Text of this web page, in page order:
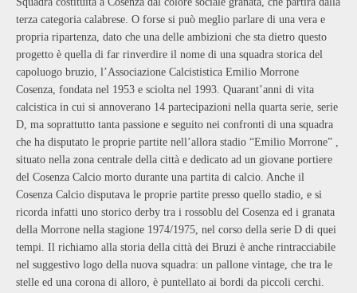
terza categoria calabrese. O forse si può meglio parlare di una vera e
propria ripartenza, dato che una delle ambizioni che sta dietro questo
progetto è quella di far rinverdire il nome di una squadra storica del
capoluogo bruzio, l’Associazione Calcististica Emilio Morrone
Cosenza, fondata nel 1953 e sciolta nel 1993. Quarant’anni di vita
calcistica in cui si annoverano 14 partecipazioni nella quarta serie, serie
D, ma soprattutto tanta passione e seguito nei confronti di una squadra
che ha disputato le proprie partite nell’allora stadio “Emilio Morrone” ,
situato nella zona centrale della città e dedicato ad un giovane portiere
del Cosenza Calcio morto durante una partita di calcio. Anche il
Cosenza Calcio disputava le proprie partite presso quello stadio, e si
ricorda infatti uno storico derby tra i rossoblu del Cosenza ed i granata
della Morrone nella stagione 1974/1975, nel corso della serie D di quei
tempi. Il richiamo alla storia della città dei Bruzi è anche rintracciabile
nel suggestivo logo della nuova squadra: un pallone vintage, che tra le
stelle ed una corona di alloro, è puntellato ai bordi da piccoli cerchi.